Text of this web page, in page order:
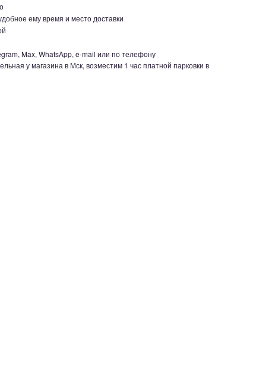
ему время и место доставки
Max, WhatsApp, e-mail или по телефону
у магазина в Мск, возместим 1 час платной парковки в